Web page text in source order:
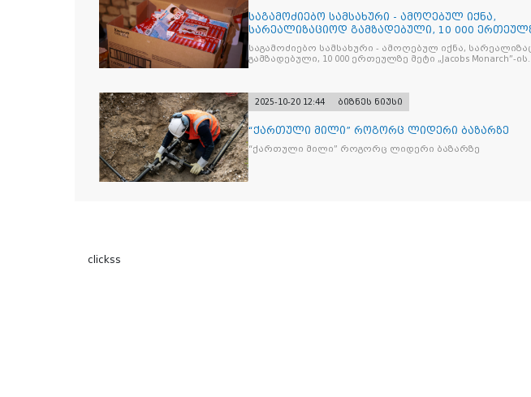
საგამოძიებო სამსახური - ამოღებულ იქნა,
სარეალიზაციოდ გამზადებული, 10 000
„Jacobs Monar
საგამოძიებო სამსახური - ამოღებულ იქნა,
გამზადებული, 10 000 ერთეულზე მეტი „Jacobs Monarch”-ის
2025-10-20 12:44
ბიზნეს ნიუსი
“ქართული მილი” როგორც ლიდერი ბაზარზე
“ქართული მილი” როგორც ლიდერი ბაზარზე
clickss